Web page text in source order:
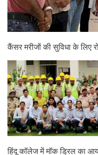
कैंसर मरीजों की सुविधा के लिए
हिंदू कॉलेज में मॉक ड्रिल का